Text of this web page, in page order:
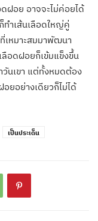
ดฝอย อาจจะไม่ค่อยได้
ทำเส้นเลือดใหญ่คู่
เหมาะสมมาพัฒนา
ลือดฝอยก็เข้มแข็งขึ้น
วันเขา แต่ทั้งหมดต้อง
อยอย่างเดียวก็ไม่ได้
เป็นประเด็น